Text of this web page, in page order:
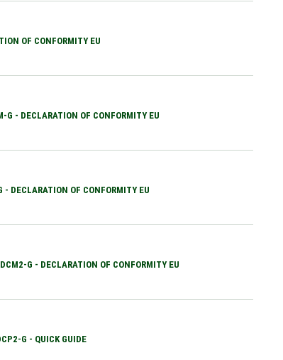
OF CONFORMITY EU
G - DECLARATION OF CONFORMITY EU
- DECLARATION OF CONFORMITY EU
G - DECLARATION OF CONFORMITY EU
G - QUICK GUIDE